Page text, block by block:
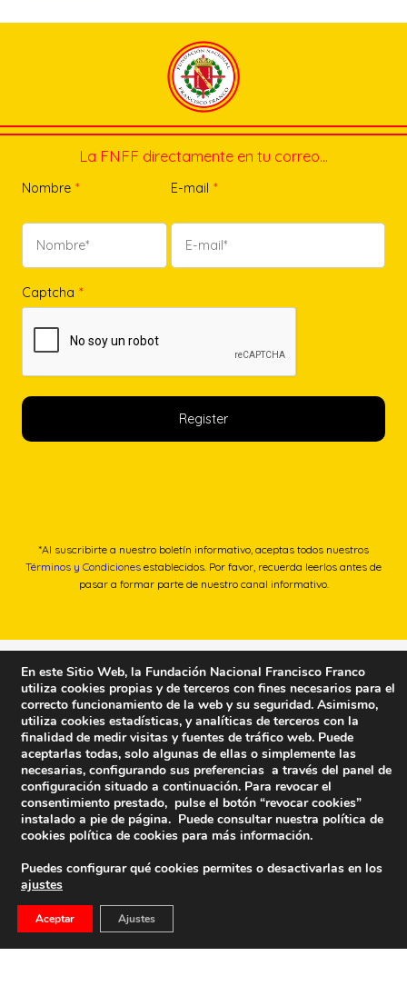
La FNFF directamente en tu correo…
Nombre * E-mail *
Captcha *
*Al suscribirte a nuestro boletín informativo, aceptas todos nuestros
Términos y Condiciones establecidos. Por favor, recuerda leerlos antes de
pasar a formar parte de nuestro canal informativo.
Fundación Nacional Francisco Franco
En este Sitio Web, la Fundación Nacional Francisco Franco
utiliza cookies propias y de terceros con fines necesarios para el
correcto funcionamiento de la web y su seguridad. Asimismo,
utiliza cookies estadísticas, y analíticas de terceros con la
finalidad de medir visitas y fuentes de tráfico web. Puede
aceptarlas todas, solo algunas de ellas o simplemente las
necesarias, configurando sus preferencias a través del panel de
configuración situado a continuación. Para revocar el
consentimiento prestado, pulse el botón “revocar cookies”
instalado a pie de página. Puede consultar nuestra política de
cookies política de cookies para más información.
Puedes configurar qué cookies permites o desactivarlas en los
ajustes
Aceptar Ajustes